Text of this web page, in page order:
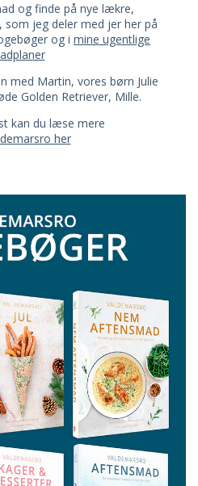
og finde på nye lækre,
som jeg deler med jer her på
og i mine ugentlige
med Martin, vores børn Julie
Golden Retriever, Mille.
kan du læse mere
her